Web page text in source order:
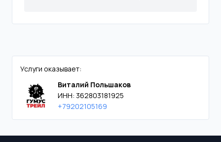
Услуги оказывает:
Виталий Польшаков
ИНН: 362803181925
+79202105169